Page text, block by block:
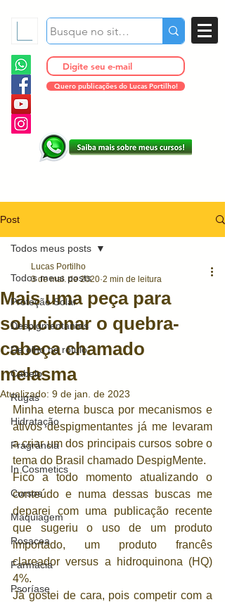
Quero publicações do Lucas Portilho!
Post
Todos meus posts
Proteção Solar
Despigmentantes
De olho no rótulo
Cabelo
Rugas
Hidratação
Fragrância
In Cosmetics
Cursos
Maquiagem
Rosacea
Farmácia
Psoríase
Todos meus posts
Mais uma peça para
solucionar o quebra-
cabeça chamado
melasma
Lucas Portilho
3 de mai. de 2020 2 min de leitura
Atualizado: 9 de jan. de 2023
Minha eterna busca por mecanismos e
ativos despigmentantes já me levaram
a criar um dos principais cursos sobre o
tema do Brasil chamado DespigMente.
Fico a todo momento atualizando o
conteúdo e numa dessas buscas me
deparei com uma publicação recente
que sugeriu o uso de um produto
importado, um produto francês
clareador versus a hidroquinona (HQ)
4%.
Já gostei de cara, pois competir com a